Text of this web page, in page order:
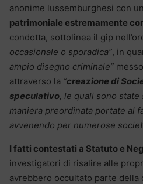
anonime lussemburghesi con
patrimoniale estremamente
condotta, sottolinea il gip
occasionale o sporadica”, in
ampio disegno criminale”
attraverso la “creazione di
speculativo, le quali sono
maniera preordinata portate al
avvenendo per numerose
I fatti contestati a Statuto e
investigatori di risalire alle
avrebbero occultato parte della